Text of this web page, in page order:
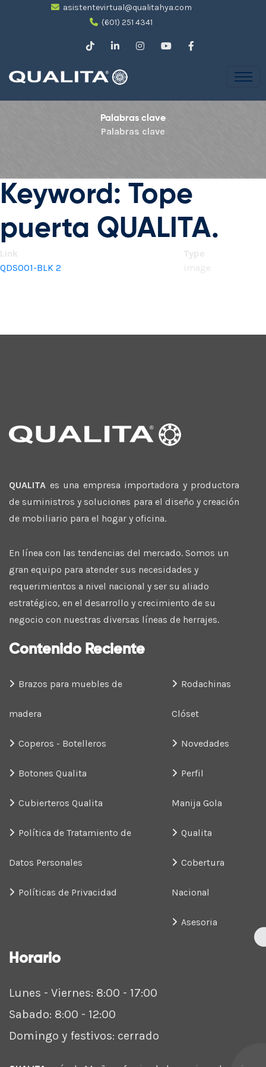
asistentevirtual@qualitahya.com
(601) 251 4341
Palabras clave
Palabras clave
Keyword: Tope
puerta QUALITA.
Link
Type
QDS001-BLK 2
Image
QUALITA es una empresa importadora y productora
de suministros y soluciones para el diseño y creación
de mobiliario para el hogar y oficina.
En línea con las tendencias del mercado. Somos un
gran equipo para atender sus necesidades y
requerimientos a nivel nacional y ser su aliado
estratégico, en el desarrollo y crecimiento de su
negocio con nuestras diversas líneas de herrajes.
Contenido Reciente
Brazos para muebles de
madera
Coperos - Botelleros
Botones Qualita
Cubierteros Qualita
Política de Tratamiento de
Datos Personales
Políticas de Privacidad
Rodachinas
Clóset
Novedades
Perfil
Manija Gola
Qualita
Cobertura
Nacional
Asesoria
Horario
Lunes - Viernes: 8:00 - 17:00
Sabado: 8:00 - 12:00
Domingo y festivos: cerrado